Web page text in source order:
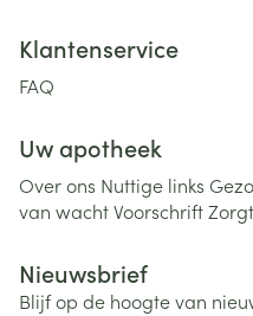
Klantenservice
FAQ
Uw apotheek
Over ons Nuttige links
van wachtVoorschrift
Nieuwsbrief
Blijf op de hoogte van